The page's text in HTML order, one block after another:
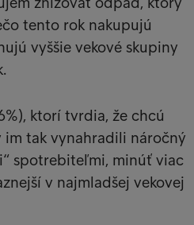
tento rok nakupujú
vyššie vekové skupiny
ktorí tvrdia, že chcú
tak vynahradili náročný
spotrebiteľmi, minúť viac
v najmladšej vekovej